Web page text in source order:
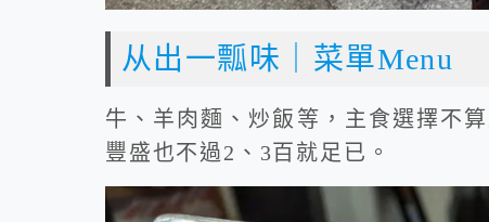
从出一瓢味｜菜單Menu
牛、羊肉麵、炒飯等，主食選擇不
豐盛也不過2、3百就足已。